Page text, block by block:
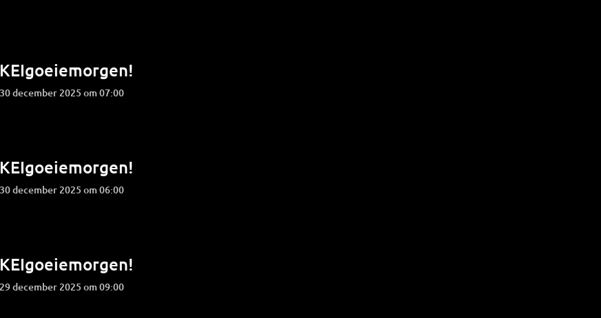
KEIgoeiemorgen!
30 december 2025 om 07:00
KEIgoeiemorgen!
30 december 2025 om 06:00
KEIgoeiemorgen!
29 december 2025 om 09:00